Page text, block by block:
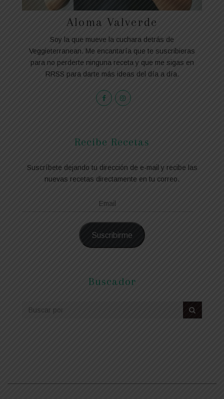
Aloma Valverde
Soy la que mueve la cuchara detrás de
Veggieterranean. Me encantaría que te suscribieras
para no perderte ninguna receta y que me sigas en
RRSS para darte más ideas del día a día.
Recibe Recetas
Suscríbete dejando tu dirección de e-mail y recibe las
nuevas recetas directamente en tu correo.
Email
Suscribirme
Buscador